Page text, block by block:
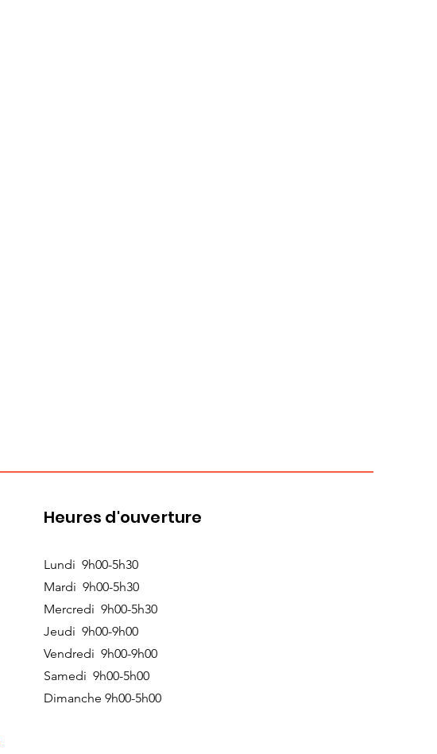
Heures d'ouverture
Lundi 9h00-5h30
Mardi 9h00-5h30
Mercredi 9h00-5h30
Jeudi 9h00-9h00
Vendredi 9h00-9h00
Samedi 9h00-5h00
Dimanche 9h00-5h00